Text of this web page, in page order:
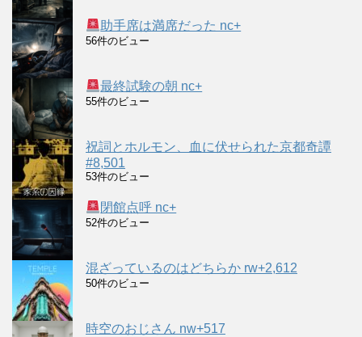
助手席は満席だった nc+
56件のビュー
最終試験の朝 nc+
55件のビュー
祝詞とホルモン、血に伏せられた京都奇譚
#8,501
53件のビュー
閉館点呼 nc+
52件のビュー
混ざっているのはどちらか rw+2,612
50件のビュー
時空のおじさん nw+517